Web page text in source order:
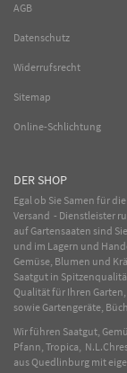
AGB
Datenschutz
Widerrufsrecht
Sitemap
Online-Schlichtung
DER SHOP
Egal ob Sie Samen für
Versand - Dienstleister
auf Gartensaaten sind
und im Lagern und
Gemüse, Blumen und
Saatgut in
Qualität für Ihren
sowie Gartengeräte,
Wir führen Saatgut,
Pfann, Tropica,
aus Quedlinburg mit